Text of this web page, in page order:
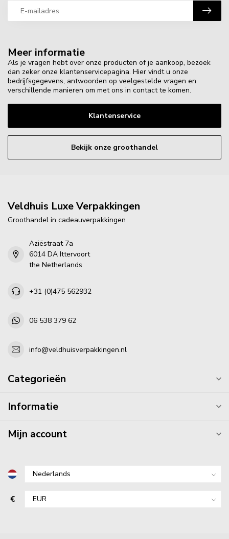
Meer informatie
Als je vragen hebt over onze producten of je aankoop, bezoek
dan zeker onze klantenservicepagina. Hier vindt u onze
bedrijfsgegevens, antwoorden op veelgestelde vragen en
verschillende manieren om met ons in contact te komen.
Klantenservice
Bekijk onze groothandel
Veldhuis Luxe Verpakkingen
Groothandel in cadeauverpakkingen
Aziëstraat 7a
6014 DA Ittervoort
the Netherlands
+31 (0)475 562932
06 538 379 62
info@veldhuisverpakkingen.nl
Categorieën
Informatie
Mijn account
€